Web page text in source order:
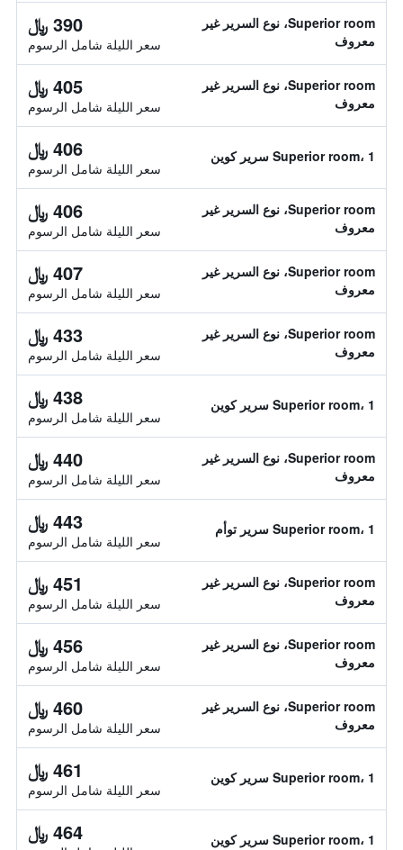
Superior room، نوع السرير غير
معروف
390 ﷼
سعر الليلة شامل الرسوم
Superior room، نوع السرير غير
معروف
405 ﷼
سعر الليلة شامل الرسوم
Superior room، 1 سرير كوين 406 ﷼
سعر الليلة شامل الرسوم
Superior room، نوع السرير غير
معروف
406 ﷼
سعر الليلة شامل الرسوم
Superior room، نوع السرير غير
معروف
407 ﷼
سعر الليلة شامل الرسوم
Superior room، نوع السرير غير
معروف
433 ﷼
سعر الليلة شامل الرسوم
Superior room، 1 سرير كوين 438 ﷼
سعر الليلة شامل الرسوم
Superior room، نوع السرير غير
معروف
440 ﷼
سعر الليلة شامل الرسوم
Superior room، 1 سرير توأم 443 ﷼
سعر الليلة شامل الرسوم
Superior room، نوع السرير غير
معروف
451 ﷼
سعر الليلة شامل الرسوم
Superior room، نوع السرير غير
معروف
456 ﷼
سعر الليلة شامل الرسوم
Superior room، نوع السرير غير
معروف
460 ﷼
سعر الليلة شامل الرسوم
Superior room، 1 سرير كوين 461 ﷼
سعر الليلة شامل الرسوم
Superior room، 1 سرير كوين 464 ﷼